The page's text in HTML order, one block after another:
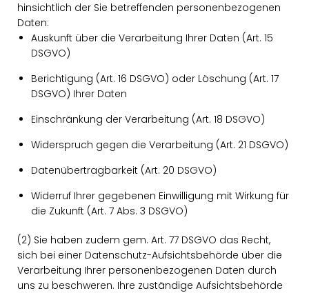
hinsichtlich der Sie betreffenden personenbezogenen
Daten:
Auskunft über die Verarbeitung Ihrer Daten (Art. 15
DSGVO)
Berichtigung (Art. 16 DSGVO) oder Löschung (Art. 17
DSGVO) Ihrer Daten
Einschränkung der Verarbeitung (Art. 18 DSGVO)
Widerspruch gegen die Verarbeitung (Art. 21 DSGVO)
Datenübertragbarkeit (Art. 20 DSGVO)
Widerruf Ihrer gegebenen Einwilligung mit Wirkung für
die Zukunft (Art. 7 Abs. 3 DSGVO)
(2) Sie haben zudem gem. Art. 77 DSGVO das Recht,
sich bei einer Datenschutz-Aufsichtsbehörde über die
Verarbeitung Ihrer personenbezogenen Daten durch
uns zu beschweren. Ihre zuständige Aufsichtsbehörde